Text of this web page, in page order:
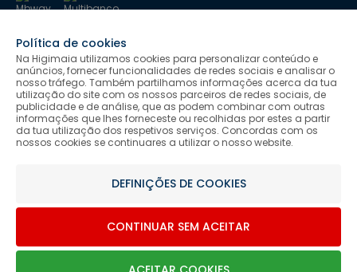
Siga-nos
Salvo indicação de contrário as promoções apresentadas são
Higimaia © 2026 Todos os direitos reservados. Designed & Developed
Política de cookies
Na Higimaia utilizamos cookies para personalizar conteúdo e
anúncios, fornecer funcionalidades de redes sociais e analisar o
nosso tráfego. Também partilhamos informações acerca da tua
utilização do site com os nossos parceiros de redes sociais, de
publicidade e de análise, que as podem combinar com outras
informações que lhes forneceste ou recolhidas por estes a partir
da tua utilização dos respetivos serviços. Concordas com os
nossos cookies se continuares a utilizar o nosso website.
DEFINIÇÕES DE COOKIES
CONTINUAR SEM ACEITAR